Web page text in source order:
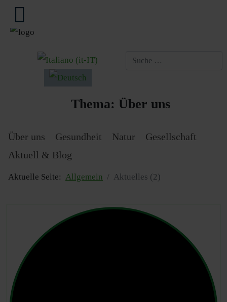
Sprache auswählen
Thema: Über uns
Über uns Gesundheit Natur
Gesellschaft
Aktuell & Blog
Aktuelle Seite: Allgemein Aktuelles (2)